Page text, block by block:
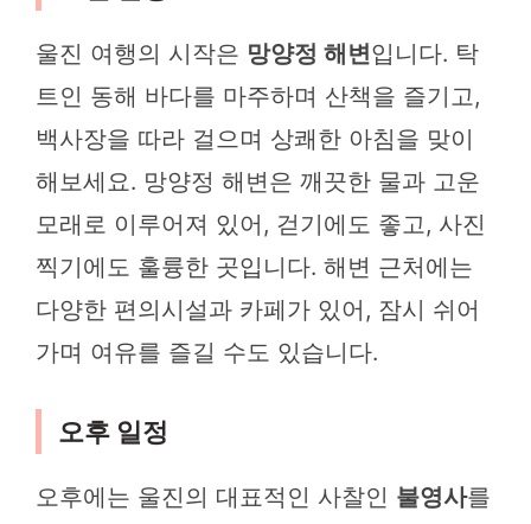
울진 여행의 시작은 망양정 해변입니다. 탁
트인 동해 바다를 마주하며 산책을 즐기고,
백사장을 따라 걸으며 상쾌한 아침을 맞이
해보세요. 망양정 해변은 깨끗한 물과 고운
모래로 이루어져 있어, 걷기에도 좋고, 사진
찍기에도 훌륭한 곳입니다. 해변 근처에는
다양한 편의시설과 카페가 있어, 잠시 쉬어
가며 여유를 즐길 수도 있습니다.
오후 일정
오후에는 울진의 대표적인 사찰인 불영사를